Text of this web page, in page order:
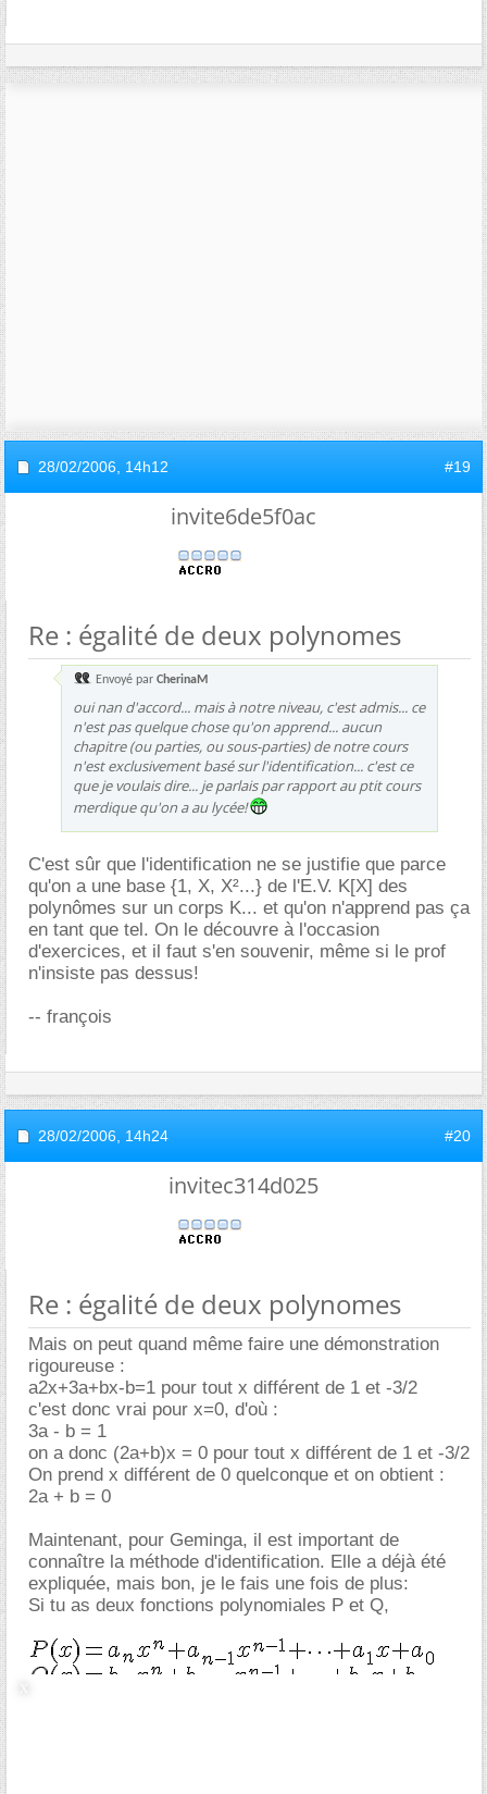
28/02/2006, 14h12 #19
invite6de5f0ac
Re : égalité de deux polynomes
Envoyé par CherinaM
oui nan d'accord... mais à notre niveau, c'est admis... ce
n'est pas quelque chose qu'on apprend... aucun
chapitre (ou parties, ou sous-parties) de notre cours
n'est exclusivement basé sur l'identification... c'est ce
que je voulais dire... je parlais par rapport au ptit cours
merdique qu'on a au lycée!
C'est sûr que l'identification ne se justifie que parce
qu'on a une base {1, X, X²...} de l'E.V. K[X] des
polynômes sur un corps K... et qu'on n'apprend pas ça
en tant que tel. On le découvre à l'occasion
d'exercices, et il faut s'en souvenir, même si le prof
n'insiste pas dessus!
-- françois
28/02/2006, 14h24 #20
invitec314d025
Re : égalité de deux polynomes
Mais on peut quand même faire une démonstration
rigoureuse :
a2x+3a+bx-b=1 pour tout x différent de 1 et -3/2
c'est donc vrai pour x=0, d'où :
3a - b = 1
on a donc (2a+b)x = 0 pour tout x différent de 1 et -3/2
On prend x différent de 0 quelconque et on obtient :
2a + b = 0
Maintenant, pour Geminga, il est important de
connaître la méthode d'identification. Elle a déjà été
expliquée, mais bon, je le fais une fois de plus:
Si tu as deux fonctions polynomiales P et Q,